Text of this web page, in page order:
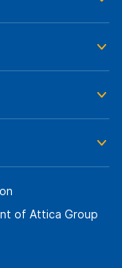
of Attica Group